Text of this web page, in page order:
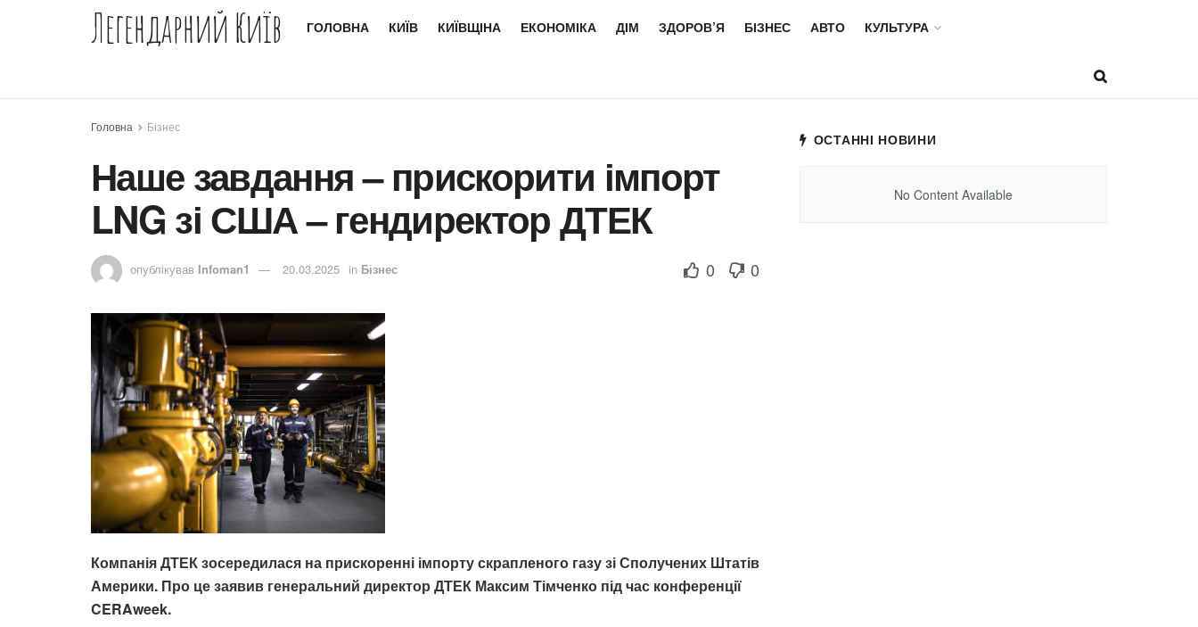
Легендарний Київ ГОЛОВНА КИЇВ КИЇВЩІНА ЕКОНОМІКА ДІМ ЗДОРОВ’Я БІЗНЕС АВТО КУЛЬТУРА
Головна Бізнес
Наше завдання – прискорити імпорт
LNG зі США – гендиректор ДТЕК
опублікував Infoman1 20.03.2025 in Бізнес 0 0
Компанія ДТЕК зосередилася на прискоренні імпорту скрапленого газу зі Сполучених Штатів
Америки. Про це заявив генеральний директор ДТЕК Максим Тімченко під час конференції
CERAweek.
ОСТАННІ НОВИНИ
No Content Available